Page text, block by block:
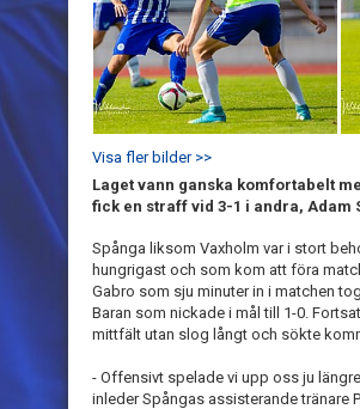
Visa fler bilder >>
Laget vann ganska komfortabelt
fick en straff vid 3-1 i andra, Adam
Spånga liksom Vaxholm var i stort
hungrigast och som kom att föra
Gabro som sju minuter in i matchen
Baran som nickade i mål till 1-0.
mittfält utan slog långt och sökte
- Offensivt spelade vi upp oss ju
inleder Spångas assisterande tränare